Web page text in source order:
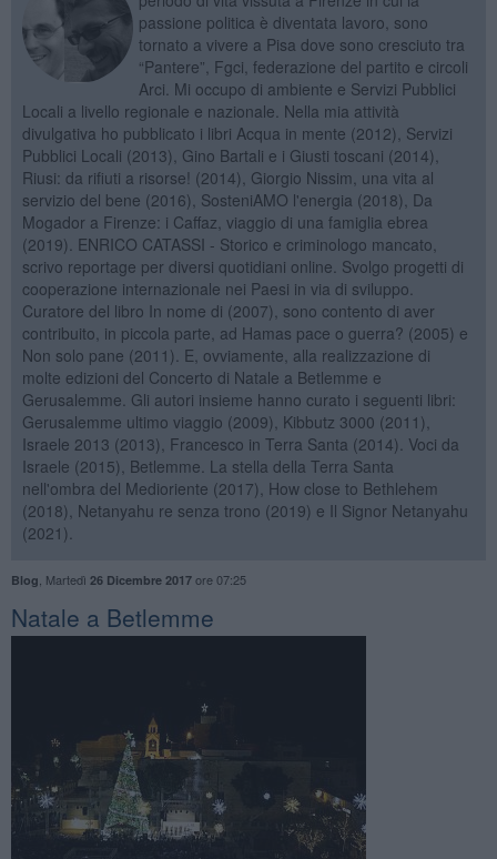
passione politica è diventata lavoro, sono
tornato a vivere a Pisa dove sono cresciuto tra
“Pantere”, Fgci, federazione del partito e circoli
Arci. Mi occupo di ambiente e Servizi Pubblici
Locali a livello regionale e nazionale. Nella mia attività
divulgativa ho pubblicato i libri Acqua in mente (2012), Servizi
Pubblici Locali (2013), Gino Bartali e i Giusti toscani (2014),
Riusi: da rifiuti a risorse! (2014), Giorgio Nissim, una vita al
servizio del bene (2016), SosteniAMO l'energia (2018), Da
Mogador a Firenze: i Caffaz, viaggio di una famiglia ebrea
(2019). ENRICO CATASSI - Storico e criminologo mancato,
scrivo reportage per diversi quotidiani online. Svolgo progetti di
cooperazione internazionale nei Paesi in via di sviluppo.
Curatore del libro In nome di (2007), sono contento di aver
contribuito, in piccola parte, ad Hamas pace o guerra? (2005) e
Non solo pane (2011). E, ovviamente, alla realizzazione di
molte edizioni del Concerto di Natale a Betlemme e
Gerusalemme. Gli autori insieme hanno curato i seguenti libri:
Gerusalemme ultimo viaggio (2009), Kibbutz 3000 (2011),
Israele 2013 (2013), Francesco in Terra Santa (2014). Voci da
Israele (2015), Betlemme. La stella della Terra Santa
nell'ombra del Medioriente (2017), How close to Bethlehem
(2018), Netanyahu re senza trono (2019) e Il Signor Netanyahu
(2021).
Blog Martedì 26 Dicembre 2017ore 07:25
Natale a Betlemme